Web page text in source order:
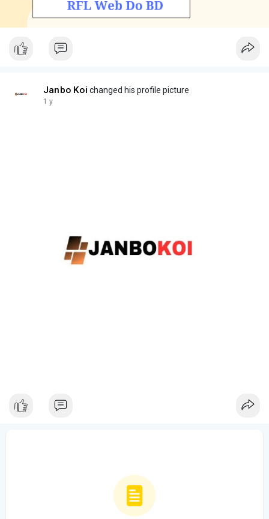
Janbo Koi changed his profile picture
1 y